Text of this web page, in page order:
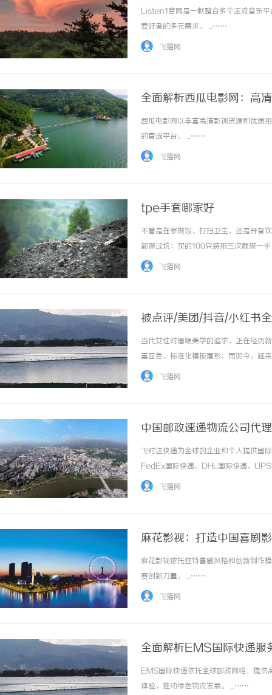
Listen1官网是一款整合多个主流音乐
爱好者的多元需求。 ...……
飞猫网
全面解析西瓜电影网：高
西瓜电影网以丰富高清影视资源和优质
的首选平台。 ...……
飞猫网
tpe手套哪家好
不管是在家做饭、打扫卫生，还是开餐
都踩过坑：买的100只装用三次就破一
购，我前前后后测过12个厂家的17款
飞猫网
被点评/美团/抖音/小红书
认可？
当代女性对眉眼美学的追求，正在经历
重显色、标准化模板眉形；而如今，越
质感。眉眼修饰不再是单纯的面部填充
飞猫网
中国邮政速递物流公司代
E邮宝价格和EUB报价表
飞时达快递为全球的企业和个人提供国
FedEx国际快递、DHL国际快递、
务。E邮宝资费及相关规定e邮宝通达
飞猫网
麻花影视：打造中国喜剧
麻花影视依托独特喜剧风格和创新制作
要创新力量。 ...……
飞猫网
全面解析EMS国际快递服
EMS国际快递依托全球邮政网络，提供
体验，推动绿色物流发展。 ...……